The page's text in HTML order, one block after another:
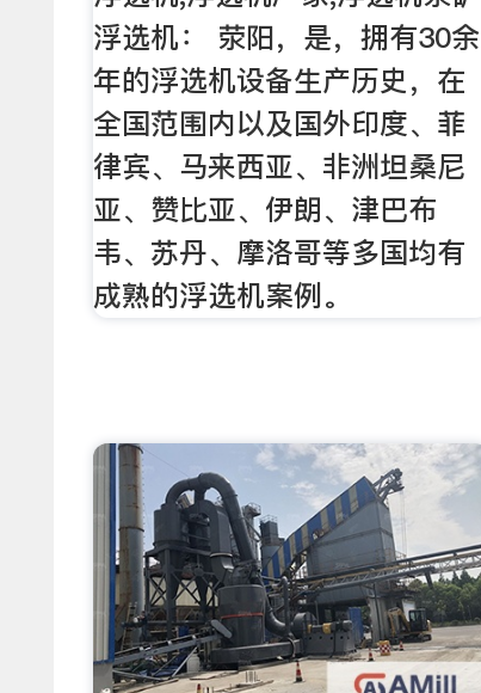
浮选机： 荥阳，是，拥有30余
年的浮选机设备生产历史，在
全国范围内以及国外印度、菲
律宾、马来西亚、非洲坦桑尼
亚、赞比亚、伊朗、津巴布
韦、苏丹、摩洛哥等多国均有
成熟的浮选机案例。